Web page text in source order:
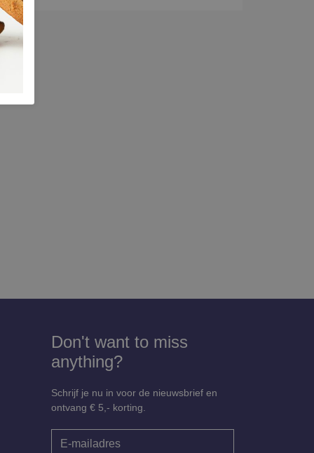
Don't want to miss
anything?
Schrijf je nu in voor de nieuwsbrief en
ontvang € 5,- korting.